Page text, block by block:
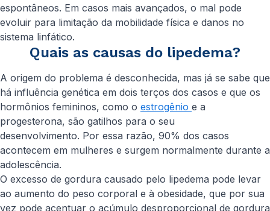
espontâneos. Em casos mais avançados, o mal pode
evoluir para limitação da mobilidade física e danos no
sistema linfático.
Quais as causas do lipedema?
A origem do problema é desconhecida, mas já se sabe que
há influência genética em dois terços dos casos e que os
hormônios femininos, como o estrogênio e a
progesterona, são gatilhos para o seu
desenvolvimento. Por essa razão, 90% dos casos
acontecem em mulheres e surgem normalmente durante a
adolescência.
O excesso de gordura causado pelo lipedema pode levar
ao aumento do peso corporal e à obesidade, que por sua
vez pode acentuar o acúmulo desproporcional de gordura